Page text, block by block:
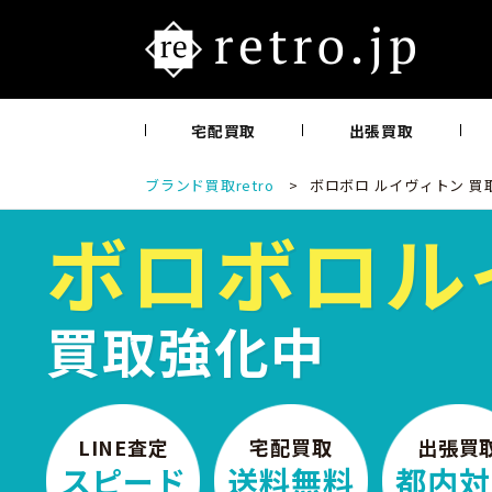
宅配買取 出張買取
ブランド買取retro > ボロボロ ルイヴィトン
ボロボロ
買取強化中
LINE査定
スピード
宅配買取
送料無料
出張買
都内